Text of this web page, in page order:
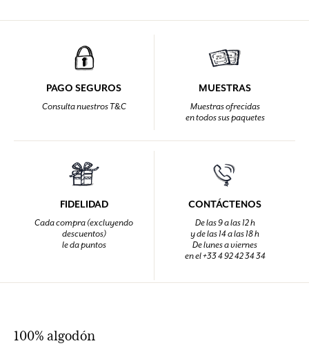
PAGO SEGUROS
Consulta nuestros T&C
MUESTRAS
Muestras ofrecidas
en todos sus paquetes
FIDELIDAD
Cada compra (excluyendo
descuentos)
le da puntos
CONTÁCTENOS
De las 9 a las 12 h
y de las 14 a las 18 h
De lunes a viernes
en el +33 4 92 42 34 34
100% algodón